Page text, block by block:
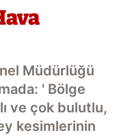
Müdürlüğü
' Bölge
ve çok bulutlu,
kesimlerinin